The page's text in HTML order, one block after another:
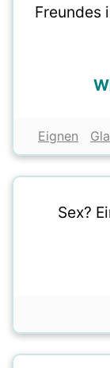
Freundes
Eignen
Sex?